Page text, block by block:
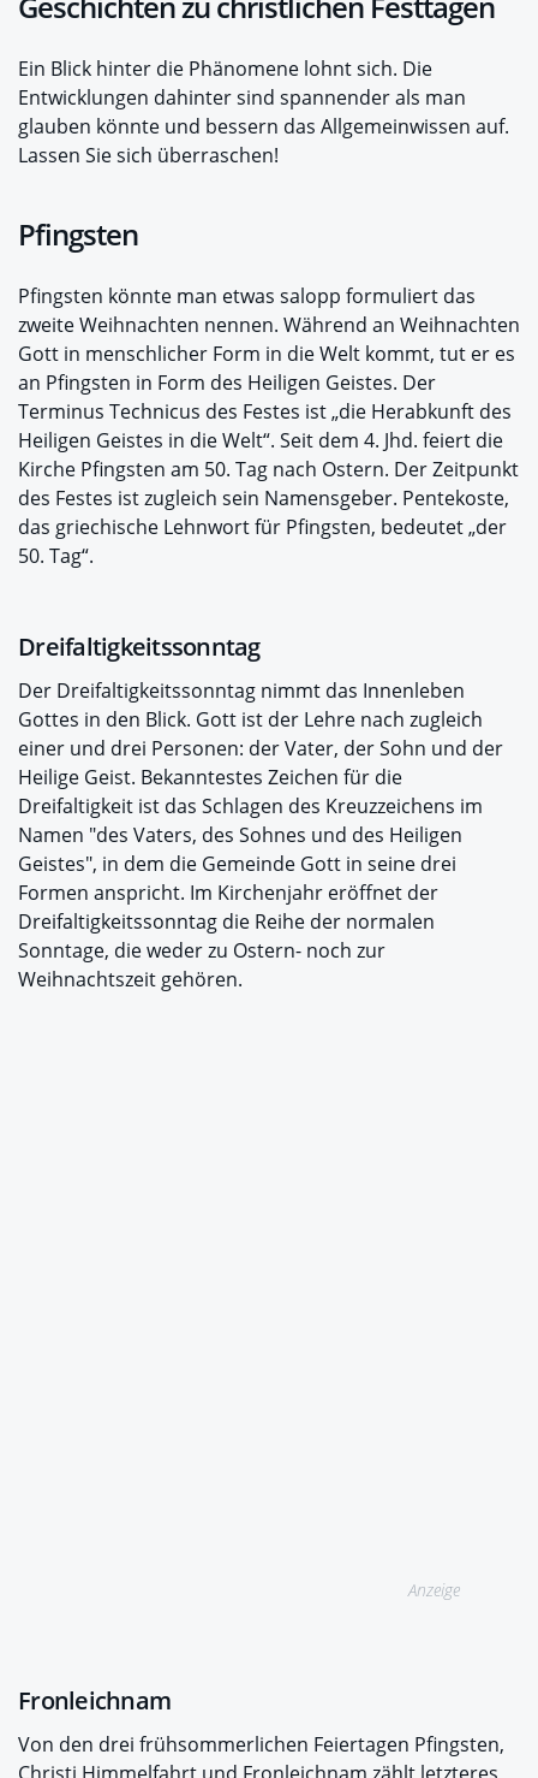
Ein Blick hinter die Phänomene lohnt sich. Die
Entwicklungen dahinter sind spannender als man
glauben könnte und bessern das Allgemeinwissen auf.
Lassen Sie sich überraschen!
Pfingsten
Pfingsten könnte man etwas salopp formuliert das
zweite Weihnachten nennen. Während an Weihnachten
Gott in menschlicher Form in die Welt kommt, tut er es
an Pfingsten in Form des Heiligen Geistes. Der
Terminus Technicus des Festes ist „die Herabkunft des
Heiligen Geistes in die Welt“. Seit dem 4. Jhd. feiert die
Kirche Pfingsten am 50. Tag nach Ostern. Der Zeitpunkt
des Festes ist zugleich sein Namensgeber. Pentekoste,
das griechische Lehnwort für Pfingsten, bedeutet „der
50. Tag“.
Dreifaltigkeitssonntag
Der Dreifaltigkeitssonntag nimmt das Innenleben
Gottes in den Blick. Gott ist der Lehre nach zugleich
einer und drei Personen: der Vater, der Sohn und der
Heilige Geist. Bekanntestes Zeichen für die
Dreifaltigkeit ist das Schlagen des Kreuzzeichens im
Namen "des Vaters, des Sohnes und des Heiligen
Geistes", in dem die Gemeinde Gott in seine drei
Formen anspricht. Im Kirchenjahr eröffnet der
Dreifaltigkeitssonntag die Reihe der normalen
Sonntage, die weder zu Ostern- noch zur
Weihnachtszeit gehören.
Anzeige
Fronleichnam
Von den drei frühsommerlichen Feiertagen Pfingsten,